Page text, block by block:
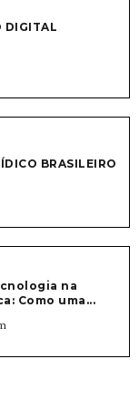
DIGITAL
BRASILEIRO
na
Como uma...